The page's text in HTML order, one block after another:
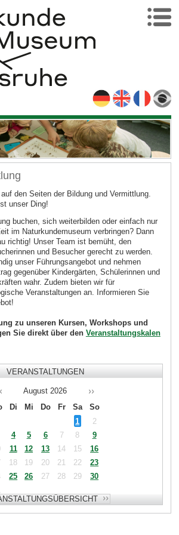
den Seiten der Bildung und Vermittlung.
unser Ding!
buchen, sich weiterbilden oder einfach nur
im Naturkundemuseum verbringen? Dann
richtig! Unser Team ist bemüht, den
und Besucher gerecht zu werden.
unser Führungsangebot und nehmen
gegenüber Kindergärten, Schülerinnen und
wahr. Zudem bieten wir für
Veranstaltungen an. Informieren Sie
zu unseren Kursen, Workshops und
Sie direkt über den Veranstaltungskalen
VERANSTALTUNGEN
August 2026
Di Mi Do Fr Sa
So
1
2
4 5 6 7 8
9
11 12 13 14 15
16
18 19 20 21 22
23
25 26 27 28 29
30